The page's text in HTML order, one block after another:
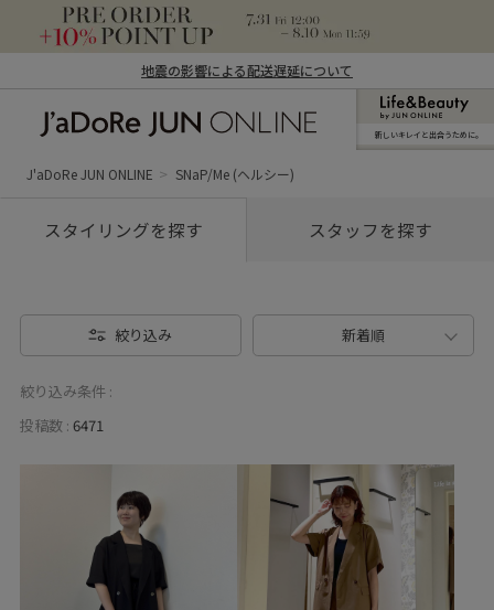
地震の影響による配送遅延について
ン オンライン）
新しいキレイと出合うために。
J'aDoRe JUN ONLINE SNaP/Me (ヘルシー)
スタイリングを探す スタッフを探す
絞り込み 新着順
絞り込み条件 :
投稿数 : 6471